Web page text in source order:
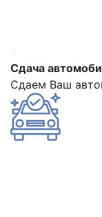
Сдача
Сдаем Ваш